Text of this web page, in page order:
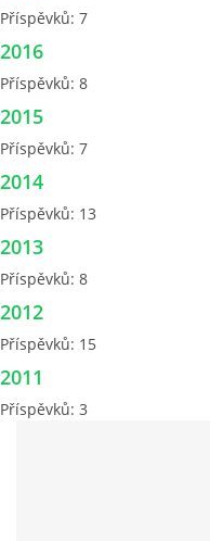
Příspěvků: 7
2016
Příspěvků: 8
2015
Příspěvků: 7
2014
Příspěvků: 13
2013
Příspěvků: 8
2012
Příspěvků: 15
2011
Příspěvků: 3